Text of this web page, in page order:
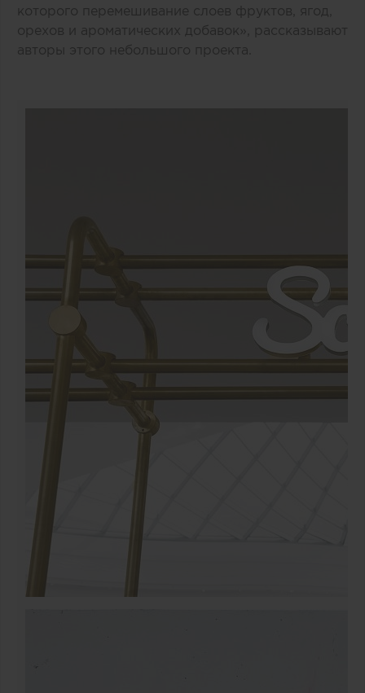
которого перемешивание слоев фруктов, ягод,
орехов и ароматических добавок», рассказывают
авторы этого небольшого проекта.